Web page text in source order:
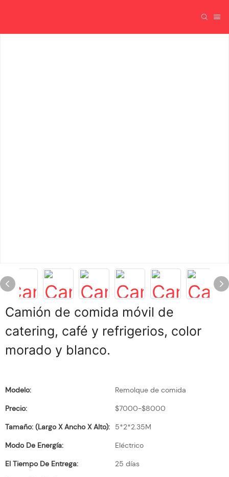
Camión de comida móvil de
catering, café y refrigerios, color
morado y blanco.
Modelo:
Remolque de comida
Precio:
$7000-$8000
Tamaño: (largo X Ancho X Alto):
5*2*2.35M
Modo De Energía:
Eléctrico
El Tiempo De Entrega:
25 días